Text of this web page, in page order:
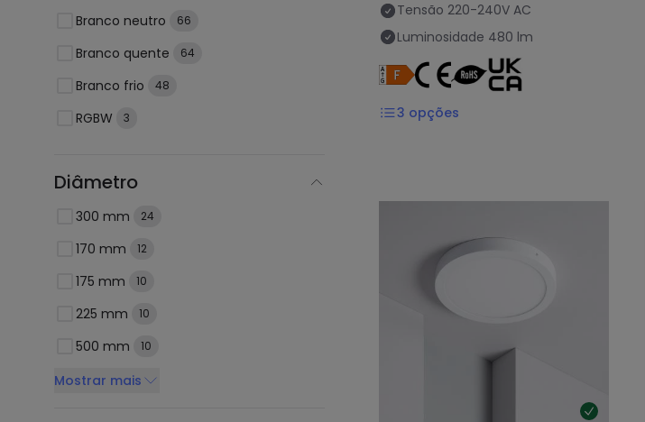
Branco neutro 66
Branco quente 64
Branco frio 48
RGBW 3
Diâmetro
300 mm 24
170 mm 12
175 mm 10
225 mm 10
500 mm 10
Mostrar mais
Tensão 220-240V AC
Luminosidade 480 lm
3 opções